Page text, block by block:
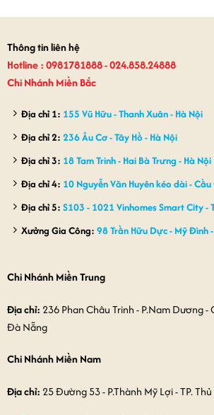
Thông tin liên hệ
Hotline : 0981781888 - 024.858.24888
Chi Nhánh Miền Bắc
Địa chỉ 1: 155 Vũ Hữu - Thanh Xuân - Hà Nội
Địa chỉ 2: 236 Âu Cơ - Tây Hồ - Hà Nội
Địa chỉ 3: 18 Tam Trinh - Hai Bà Trưng - Hà Nội
Địa chỉ 4: 10 Nguyễn Văn Huyên kéo dài -
Địa chỉ 5: S103 - 1021 Vinhomes Smart City -
Xưởng Gia Công: 98 Trần Hữu Dực - Mỹ Đình
Chi Nhánh Miền Trung
Địa chỉ: 236 Phan Châu Trinh - P.Nam Dương -
Đà Nẵng
Chi Nhánh Miền Nam
Địa chỉ: 25 Đường 53 - P.Thành Mỹ Lợi - TP.